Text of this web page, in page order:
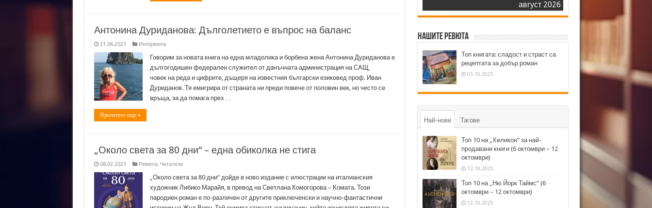
Антонина Дуриданова: Дълголетието е въпрос на баланс
21.06.2023 Интервюта
Говорим за новата книга на една младолика и борбена жена Антонина Дуриданова е
дългогодишен федерален служител от данъчната администрация на САЩ,
човек на реда и цифрите, дъщеря на известния български езиковед проф. Иван
Дуриданов. Тя емигрира от страната ни преди повече от половин век, но често се
връща, за да помага през …
Прочетете още »
„Около света за 80 дни“ – една обиколка не стига
08.02.2023 Ревюта, Читатели
„Около света за 80 дни“ дойде в ново издание с илюстрации на италианския
художник Либико Марайя, в превод на Светлана Комогорова – Комата. Този
пародиен роман е по-различен от другите приключенски и научно-фантастични
август 2026
Нашите ревюта
Топ книгата: сладост и страст са
рецептата за добър роман
03.10.2025
Най-нови Тагове
Топ 10 на „Хеликон” за най-
продавани книги (6 октомври – 12
октомври)
12.10.2025
Топ 10 на „Ню Йорк Таймс” (6
октомври – 12 октомври)
12.10.2025